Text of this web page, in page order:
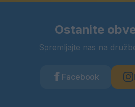
Ostanite
Spremljajte nas na
Facebook